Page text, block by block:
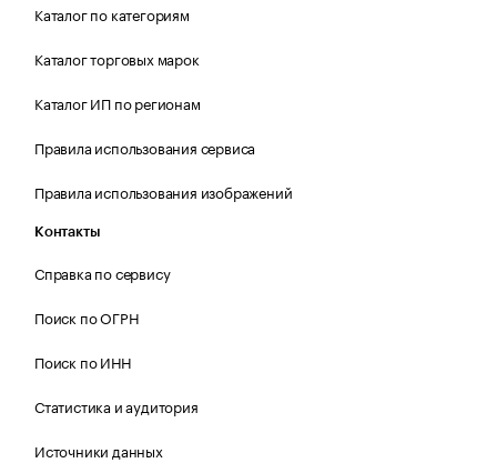
Каталог по категориям
Каталог торговых марок
Каталог ИП по регионам
Правила использования сервиса
Правила использования изображений
Контакты
Справка по сервису
Поиск по ОГРН
Поиск по ИНН
Статистика и аудитория
Источники данных